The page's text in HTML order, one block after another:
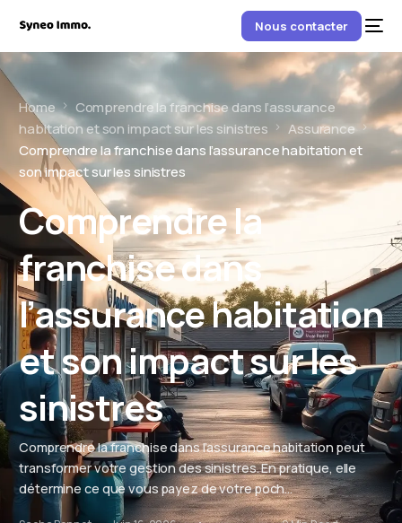
Nous contacter
Home
Comprendre la franchise dans l’assurance
habitation et son impact sur les sinistres
Assurance
Comprendre la franchise dans l’assurance habitation et
son impact sur les sinistres
Comprendre la
franchise dans
l’assurance habitation
et son impact sur les
sinistres
Comprendre la franchise dans l’assurance habitation peut
transformer votre gestion des sinistres. En pratique, elle
détermine ce que vous payez de votre poch...